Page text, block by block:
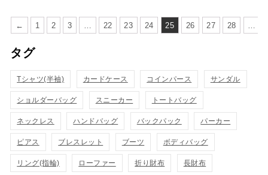
← 1 2 3 22 23 24 25 26 27 28
タグ
Tシャツ(半袖) カードケース コインパース サンダル
ショルダーバッグ スニーカー トートバッグ
ネックレス ハンドバッグ バックパック パーカー
ピアス ブレスレット ブーツ ボディバッグ
リング(指輪) ローファー 折り財布 長財布